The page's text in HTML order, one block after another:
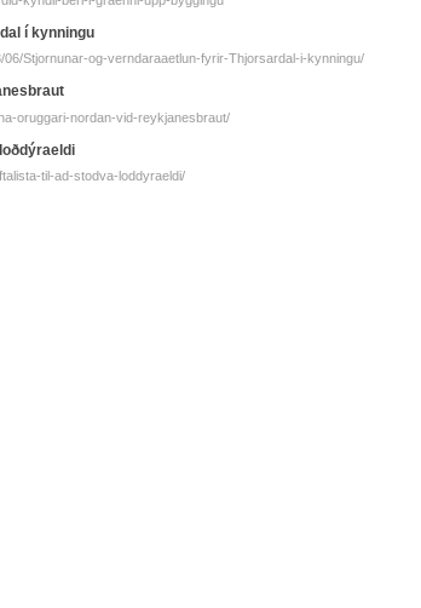
í kynningu
Stjornunar-og-verndaraaetlun-fyrir-Thjorsardal-i-kynningu/
oruggari-nordan-vid-reykjanesbraut/
til-ad-stodva-loddyraeldi/